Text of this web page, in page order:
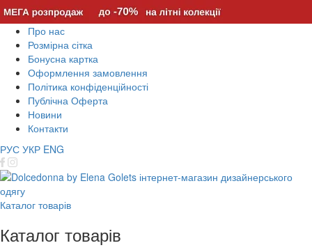
Про нас
Розмірна сітка
Бонусна картка
Оформлення замовлення
Політика конфіденційності
Публічна Оферта
Новини
Контакти
РУС УКР ENG
Каталог товарів
Каталог товарів